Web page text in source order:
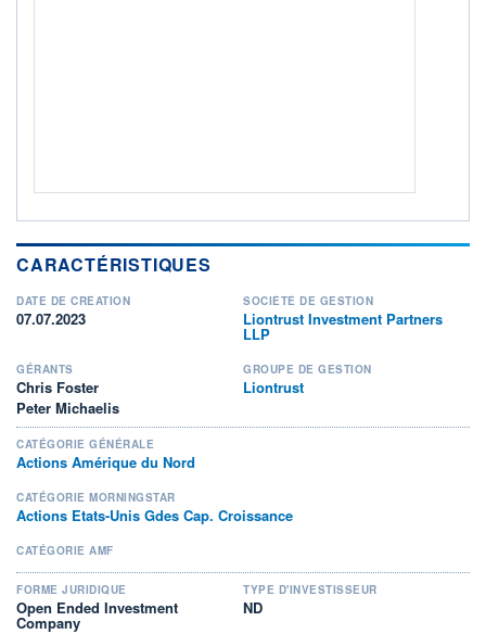
CARACTÉRISTIQUES
DATE DE CRÉATION
07.07.2023
SOCIÉTÉ DE GESTION
Liontrust Investment Partners
LLP
GÉRANTS
Chris Foster
Peter Michaelis
GROUPE DE GESTION
Liontrust
CATÉGORIE GÉNÉRALE
Actions Amérique du Nord
CATÉGORIE MORNINGSTAR
Actions Etats-Unis Gdes Cap. Croissance
CATÉGORIE AMF
FORME JURIDIQUE
Open Ended Investment
Company
TYPE D'INVESTISSEUR
ND